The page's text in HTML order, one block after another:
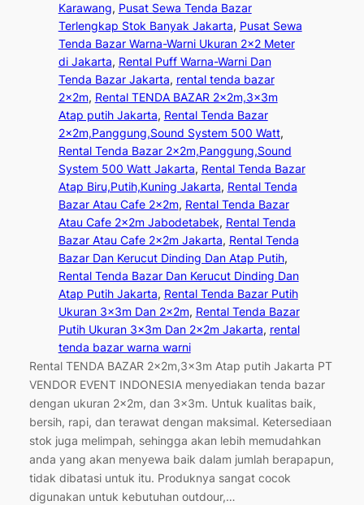
Karawang, Pusat Sewa Tenda Bazar
Terlengkap Stok Banyak Jakarta, Pusat Sewa
Tenda Bazar Warna-Warni Ukuran 2×2 Meter
di Jakarta, Rental Puff Warna-Warni Dan
Tenda Bazar Jakarta, rental tenda bazar
2x2m, Rental TENDA BAZAR 2x2m,3x3m
Atap putih Jakarta, Rental Tenda Bazar
2x2m,Panggung,Sound System 500 Watt
Rental Tenda Bazar 2x2m,Panggung,Sound
System 500 Watt Jakarta, Rental Tenda Bazar
Atap Biru,Putih,Kuning Jakarta, Rental Tenda
Bazar Atau Cafe 2x2m, Rental Tenda Bazar
Atau Cafe 2x2m Jabodetabek, Rental Tenda
Bazar Atau Cafe 2x2m Jakarta, Rental Tenda
Bazar Dan Kerucut Dinding Dan Atap Putih
Rental Tenda Bazar Dan Kerucut Dinding Dan
Atap Putih Jakarta, Rental Tenda Bazar Putih
Ukuran 3x3m Dan 2x2m, Rental Tenda Bazar
Putih Ukuran 3x3m Dan 2x2m Jakarta, rental
tenda bazar warna warni
Rental TENDA BAZAR 2x2m,3x3m Atap putih Jakarta PT
VENDOR EVENT INDONESIA menyediakan tenda bazar
dengan ukuran 2x2m, dan 3x3m. Untuk kualitas baik,
bersih, rapi, dan terawat dengan maksimal. Ketersediaan
stok juga melimpah, sehingga akan lebih memudahkan
anda yang akan menyewa baik dalam jumlah berapapun,
tidak dibatasi untuk itu. Produknya sangat cocok
digunakan untuk kebutuhan outdour,…